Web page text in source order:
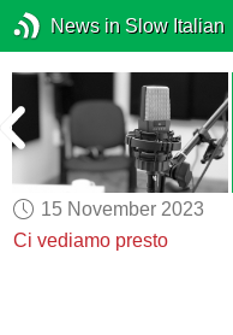
News in Slow Italian
15 November 2023
Ci vediamo presto